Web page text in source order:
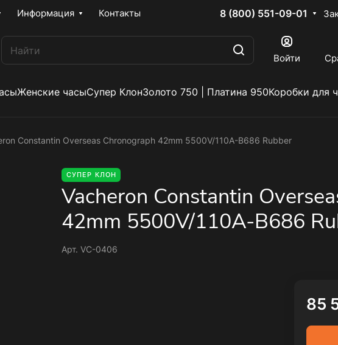
Информация Контакты 8 (800) 551-09-01
Войти
Женские часыСупер КлонЗолото 750 | Платина 950Коробки для
Constantin Overseas Chronograph 42mm 5500V/110A-B686 Rubber
СУПЕР КЛОН
Vacheron Constantin
42mm 5500V/110A-B686
Арт. VC-0406
85